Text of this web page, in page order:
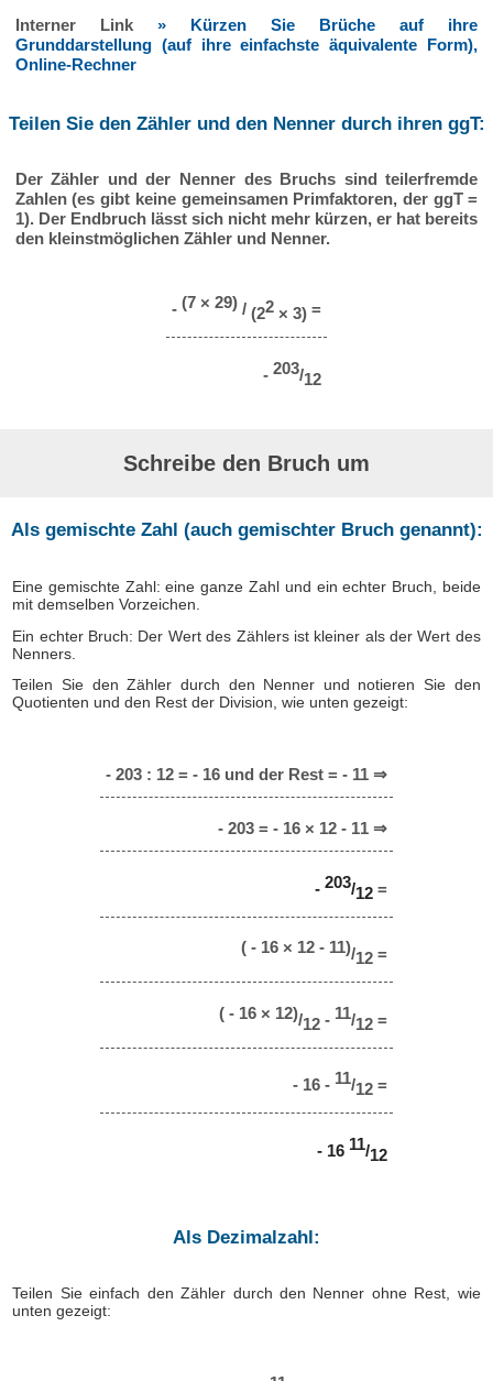
Interner Link » Kürzen Sie Brüche auf ihre
Grunddarstellung (auf ihre einfachste äquivalente Form),
Online-Rechner
Teilen Sie den Zähler und den Nenner durch ihren ggT:
Der Zähler und der Nenner des Bruchs sind teilerfremde
Zahlen (es gibt keine gemeinsamen Primfaktoren, der ggT =
1). Der Endbruch lässt sich nicht mehr kürzen, er hat bereits
den kleinstmöglichen Zähler und Nenner.
- (7 × 29) / (22 × 3) =
- 203/12
Schreibe den Bruch um
Als gemischte Zahl (auch gemischter Bruch genannt):
Eine gemischte Zahl: eine ganze Zahl und ein echter Bruch, beide
mit demselben Vorzeichen.
Ein echter Bruch: Der Wert des Zählers ist kleiner als der Wert des
Nenners.
Teilen Sie den Zähler durch den Nenner und notieren Sie den
Quotienten und den Rest der Division, wie unten gezeigt:
- 203 : 12 = - 16 und der Rest = - 11 ⇒
- 203 = - 16 × 12 - 11 ⇒
- 203/12 =
( - 16 × 12 - 11)/12 =
( - 16 × 12)/12 - 11/12 =
- 16 - 11/12 =
- 16 11/12
Als Dezimalzahl:
Teilen Sie einfach den Zähler durch den Nenner ohne Rest, wie
unten gezeigt: